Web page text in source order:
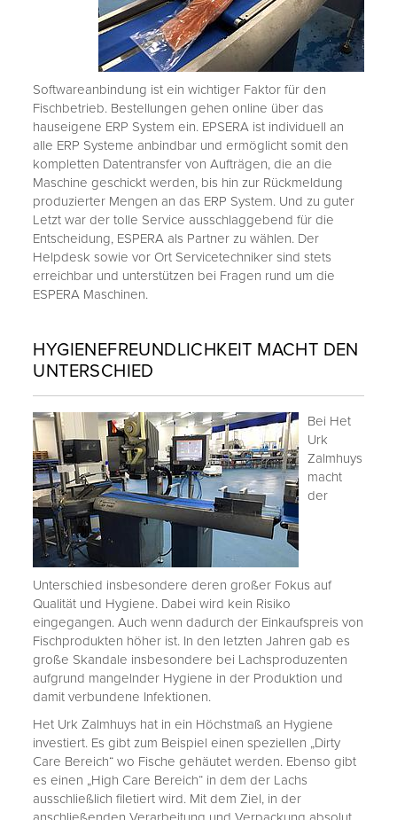
Softwareanbindung ist ein wichtiger Faktor für den
Fischbetrieb. Bestellungen gehen online über das
hauseigene ERP System ein. EPSERA ist individuell an
alle ERP Systeme anbindbar und ermöglicht somit den
kompletten Datentransfer von Aufträgen, die an die
Maschine geschickt werden, bis hin zur Rückmeldung
produzierter Mengen an das ERP System. Und zu guter
Letzt war der tolle Service ausschlaggebend für die
Entscheidung, ESPERA als Partner zu wählen. Der
Helpdesk sowie vor Ort Servicetechniker sind stets
erreichbar und unterstützen bei Fragen rund um die
ESPERA Maschinen.
HYGIENEFREUNDLICHKEIT MACHT DEN
UNTERSCHIED
Bei Het
Urk
Zalmhuys
macht
der
Unterschied insbesondere deren großer Fokus auf
Qualität und Hygiene. Dabei wird kein Risiko
eingegangen. Auch wenn dadurch der Einkaufspreis von
Fischprodukten höher ist. In den letzten Jahren gab es
große Skandale insbesondere bei Lachsproduzenten
aufgrund mangelnder Hygiene in der Produktion und
damit verbundene Infektionen.
Het Urk Zalmhuys hat in ein Höchstmaß an Hygiene
investiert. Es gibt zum Beispiel einen speziellen „Dirty
Care Bereich“ wo Fische gehäutet werden. Ebenso gibt
es einen „High Care Bereich“ in dem der Lachs
ausschließlich filetiert wird. Mit dem Ziel, in der